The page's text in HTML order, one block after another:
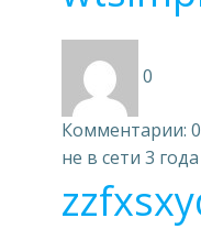
0
Комментарии: 0
не в сети 3 года